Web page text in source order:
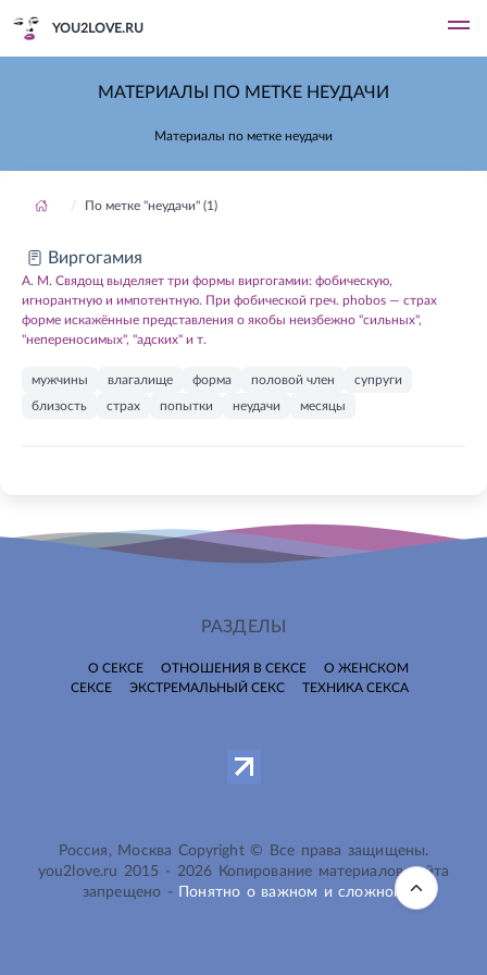
YOU2LOVE.RU
МАТЕРИАЛЫ ПО МЕТКЕ НЕУДАЧИ
Материалы по метке неудачи
По метке "неудачи" (1)
Виргогамия
А. М. Свядощ выделяет три формы виргогамии: фобическую,
игнорантную и импотентную. При фобической греч. phobos — страх
форме искажённые представления о якобы неизбежно "сильных",
"непереносимых", "адских" и т.
мужчины влагалище форма половой член
супруги
близость
страх попытки неудачи месяцы
РАЗДЕЛЫ
О СЕКСЕ ОТНОШЕНИЯ В СЕКСЕ
О ЖЕНСКОМ
СЕКСЕ
ЭКСТРЕМАЛЬНЫЙ СЕКС ТЕХНИКА СЕКСА
Россия, Москва Copyright © Все права защищены.
you2love.ru 2015 - 2026 Копирование материалов сайта
запрещено -
Понятно о важном и сложном